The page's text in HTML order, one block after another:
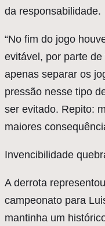
da responsabilidade.
“No fim do jogo
evitável, por parte
apenas separar os
pressão nesse tipo
ser evitado. Repito:
maiores
Invencibilidade
A derrota
campeonato para
mantinha um